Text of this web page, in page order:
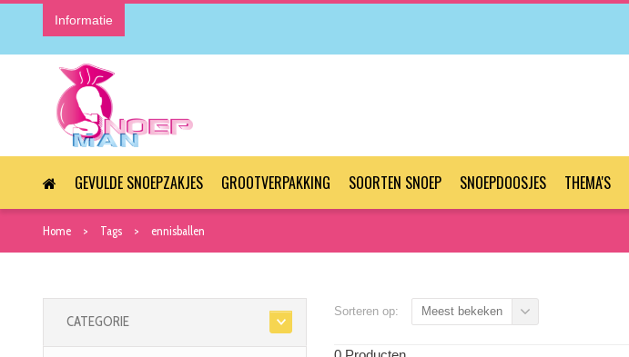
Informatie
GEVULDE SNOEPZAKJES GROOTVERPAKKING SOORTEN SNOEP SNOEPDOOSJES THEMA'S
Home Tags ennisballen
CATEGORIE
Sorteren op: Meest bekeken